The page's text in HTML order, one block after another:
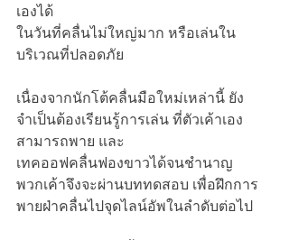
เองได้
ในวันที่คลื่นไม่ใหญ่มาก หรือเล่นใน
บริเวณที่ปลอดภัย
เนื่องจากนักโต้คลื่นมือใหม่เหล่านี้ ยัง
จำเป็นต้องเรียนรู้การเล่น ที่ตัวเค้าเอง
สามารถพาย และ
เทคออฟคลื่นฟองขาวได้จนชำนาญ
พวกเค้าจึงจะผ่านบททดสอบ เพื่อฝึกการ
พายฝ่าคลื่นไปจุดไลน์อัพในลำดับต่อไป